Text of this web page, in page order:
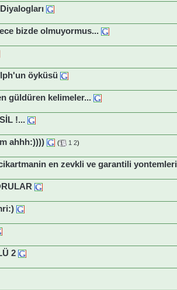
bizde olmuyormus...
öyküsü
güldüren kelimeler...
!...
ahhh:))))
( 1 2)
en zevkli ve garantili yontemleri
2